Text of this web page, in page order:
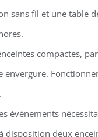
sans fil et une table
compactes,
envergure.
événements
disposition deux